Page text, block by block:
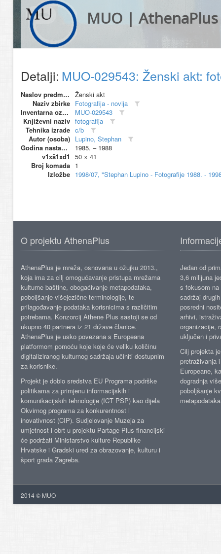
MUO | AthenaPlus
Detalji: MUO-029543: Ženski akt:
Naslov predmeta
Ženski akt
Naziv zbirke Fotografija - novija
Inventarna oznaka
MUO-029543
Književni naziv fotografija
Tehnika izrade c/b
Autor (osoba) Lupino, Stephan
Godina nastanka
1985. – 1988
v1xš1xd1
50 × 41
Broj komada 1
Izložbe 1998/07, "Stephan Lupino - Fotografije 1988. -
O projektu AthenaPlus
AthenaPlus je mreža, osnovana u ožujku 2013.,
koja ima za cilj omogućavanje pristupa mrežama
kulturne baštine, obogaćivanje metapodataka,
poboljšanje višejezične terminologije, te
prilagođavanje podataka korisnicima s različitim
potrebama. Konzorcij Athene Plus sastoji se od
ukupno 40 partnera iz 21 države članice.
AthenaPlus je usko povezana s Europeana
platformom pomoću koje koje će veliku količinu
digitaliziranog kulturnog sadržaja učiniti dostupnim
za korisnike.
Projekt je dobio sredstva EU Programa podrške
politikama za primjenu informacijskih i
komunikacijskih tehnologije (ICT PSP) kao dijela
Okvirnog programa za konkurentnost i
inovativnost (CIP). Sudjelovanje Muzeja za
umjetnost i obrt u projektu Partage Plus financijski
će podržati Ministarstvo kulture Republike
Hrvatske i Gradski ured za obrazovanje, kulturu i
šport grada Zagreba.
Jedan od
3,6 milijuna
s fokusom
sadržaj
posredni
arhivi,
organizacije,
uključen i
Cilj projekta
pretraživanja
Europeane,
dogradnja
poboljšanje
2014 © MUO